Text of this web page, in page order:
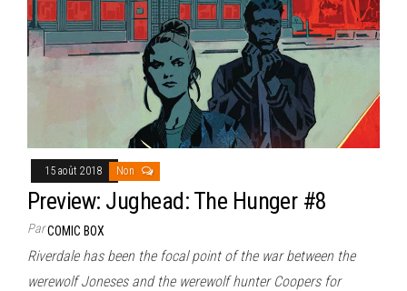
15 août 2018 Non
Preview: Jughead: The Hunger #8
ParCOMIC BOX
Riverdale has been the focal point of the war between the
werewolf Joneses and the werewolf hunter Coopers for